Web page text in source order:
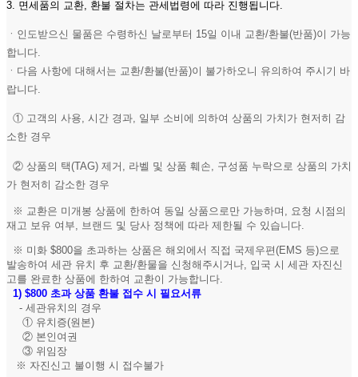
3. 면세품의 교환, 환불 절차는 관세법령에 따라 진행됩니다.
ㆍ인도받으신 물품은 수령하신 날로부터 15일 이내 교환/환불(반품)이 가능
합니다.
ㆍ다음 사항에 대해서는 교환/환불(반품)이 불가하오니 유의하여 주시기 바
랍니다.
① 고객의 사용, 시간 경과, 일부 소비에 의하여 상품의 가치가 현저히 감
소한 경우
② 상품의 택(TAG) 제거, 라벨 및 상품 훼손, 구성품 누락으로 상품의 가치
가 현저히 감소한 경우
※ 교환은 미개봉 상품에 한하여 동일 상품으로만 가능하며, 요청 시점의
재고 보유 여부, 브랜드 및 당사 정책에 따라 제한될 수 있습니다.
※ 미화 $800을 초과하는 상품은 해외에서 직접 국제우편(EMS 등)으로
발송하여 세관 유치 후 교환/환물을 신청해주시거나, 입국 시 세관 자진신
고를 완료한 상품에 한하여 교환이 가능합니다.
1) $800 초과 상품 환불 접수 시 필요서류
- 세관유치의 경우
① 유치증(원본)
② 본인여권
③ 위임장
※ 자진신고 불이행 시 접수불가